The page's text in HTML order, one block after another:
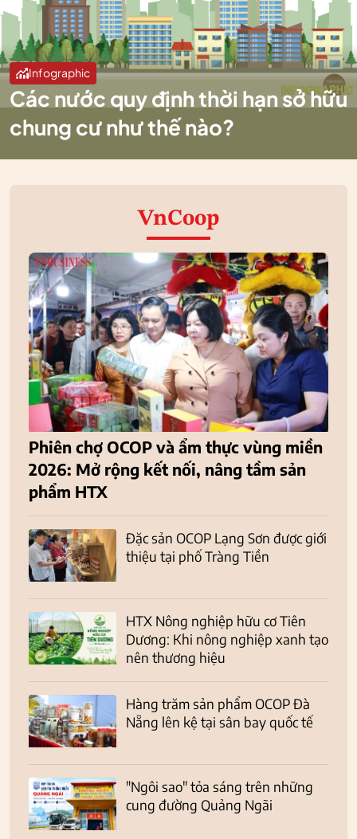
Infographic
Các nước quy định thời hạn sở hữu
chung cư như thế nào?
VnCoop
Phiên chợ OCOP và ẩm thực vùng miền
2026: Mở rộng kết nối, nâng tầm sản
phẩm HTX
Đặc sản OCOP Lạng Sơn được giới
thiệu tại phố Tràng Tiền
HTX Nông nghiệp hữu cơ Tiên
Dương: Khi nông nghiệp xanh tạo
nên thương hiệu
Hàng trăm sản phẩm OCOP Đà
Nẵng lên kệ tại sân bay quốc tế
"Ngôi sao" tỏa sáng trên những
cung đường Quảng Ngãi